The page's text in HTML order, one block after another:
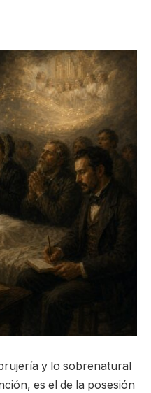
y lo sobrenatural
es el de la posesión